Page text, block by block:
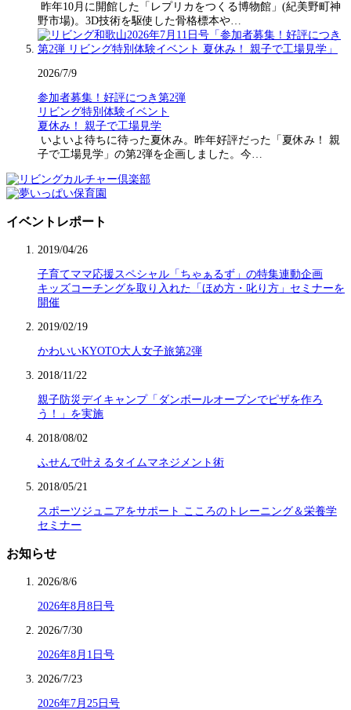
昨年10月に開館した「レプリカをつくる博物館」(紀美野町神
野市場)。3D技術を駆使した骨格標本や…
2026/7/9
参加者募集！好評につき第2弾
リビング特別体験イベント
夏休み！ 親子で工場見学
いよいよ待ちに待った夏休み。昨年好評だった「夏休み！ 親
子で工場見学」の第2弾を企画しました。今…
イベントレポート
2019/04/26
子育てママ応援スペシャル「ちゃぁるず」の特集連動企画
キッズコーチングを取り入れた「ほめ方・叱り方」セミナーを
開催
2019/02/19
かわいいKYOTO大人女子旅第2弾
2018/11/22
親子防災デイキャンプ「ダンボールオーブンでピザを作ろ
う！」を実施
2018/08/02
ふせんで叶えるタイムマネジメント術
2018/05/21
スポーツジュニアをサポート こころのトレーニング＆栄養学
セミナー
お知らせ
2026/8/6
2026年8月8日号
2026/7/30
2026年8月1日号
2026/7/23
2026年7月25日号